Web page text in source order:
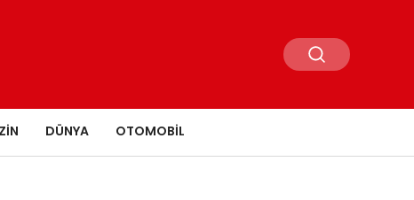
DÜNYA OTOMOBIL